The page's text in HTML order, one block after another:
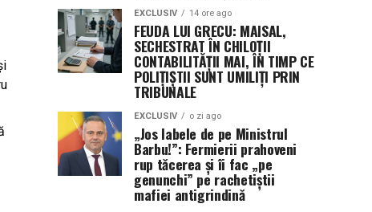
EXCLUSIV 14 ore ago
FEUDA LUI GRECU: MAISAL,
SECHESTRAT ÎN CHILOȚII
CONTABILITĂȚII MAI, ÎN TIMP CE
POLIȚIȘTII SUNT UMILIȚI PRIN
TRIBUNALE
EXCLUSIV o zi ago
„Jos labele de pe Ministrul
Barbu!”: Fermierii prahoveni
rup tăcerea și îi fac „pe
genunchi” pe rachetiștii
mafiei antigrindină